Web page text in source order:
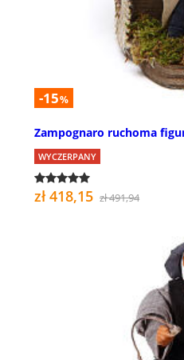
-15%
Zampognaro ruchoma
WYCZERPANY
zł 418,15 zł 491,94